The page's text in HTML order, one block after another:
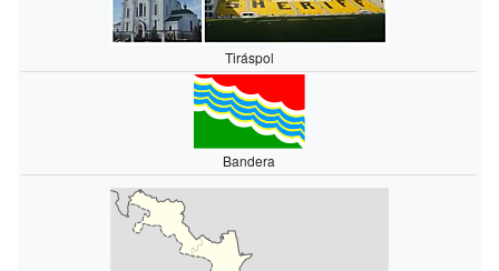
Tiráspol
Bandera